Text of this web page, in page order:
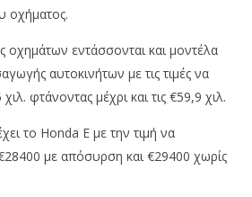
NOW VIEWING
τα ηλεκτρικά αυτοκίνητα
οχήματος.
εντάσσονται και μοντέλα
αυτοκινήτων με τις τιμές να
φτάνοντας μέχρι και τις €59,9 χιλ.
το Hοnda Ε με την τιμή να
με απόσυρση και €29400 χωρίς